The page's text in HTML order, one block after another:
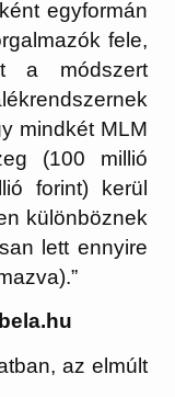
egyformán
fele,
a módszert
mindkét MLM
(100 millió
forint) kerül
különböznek
lett ennyire
az elmúlt